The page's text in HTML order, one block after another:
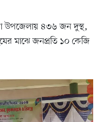
উপজেলায় ৪৩৬ জন দুস্থ,
মাঝে জনপ্রতি ১০ কেজি